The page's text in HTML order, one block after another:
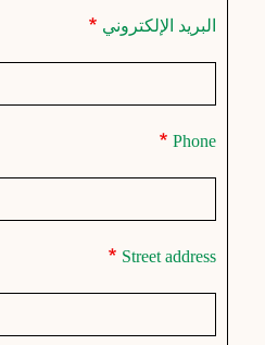
البريد الإلكتروني
Phone
Street address